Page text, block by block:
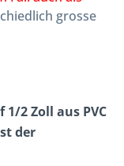
grosse
2 Zoll aus PVC
der